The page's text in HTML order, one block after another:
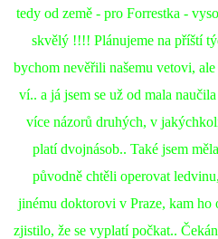
tedy od země - pro Forrestka -
skvělý !!!! Plánujeme na příští
bychom nevěřili našemu vetovi,
ví.. a já jsem se už od mala
více názorů druhých, v
platí dvojnásob.. Také jsem
původně chtěli operovat
jinému doktorovi v Praze, kam ho
zjistilo, že se vyplatí počkat..